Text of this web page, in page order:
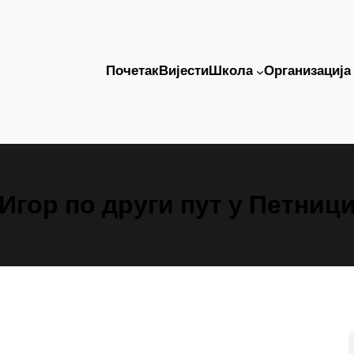
ПочетакВијестиШкола Организација
Игор по други пут у Петници